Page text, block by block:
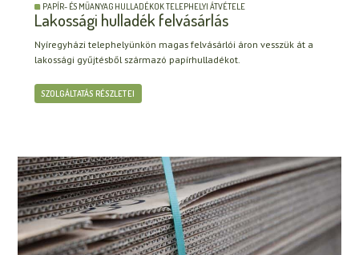
PAPÍR- ÉS MŰANYAG HULLADÉKOK TELEPHELYI ÁTVÉTELE
Lakossági hulladék felvásárlás
Nyíregyházi telephelyünkön magas felvásárlói áron vesszük át a
lakossági gyűjtésből származó papírhulladékot.
SZOLGÁLTATÁS RÉSZLETEI